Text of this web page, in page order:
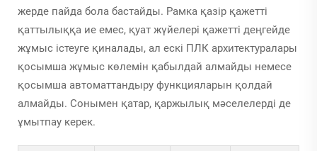
жерде пайда бола бастайды. Рамка қазір қажетті
қаттылыққа ие емес, қуат жүйелері қажетті деңгейде
жұмыс істеуге қиналады, ал ескі ПЛК архитектуралары
қосымша жұмыс көлемін қабылдай алмайды немесе
қосымша автоматтандыру функцияларын қолдай
алмайды. Сонымен қатар, қаржылық мәселелерді де
ұмытпау керек.